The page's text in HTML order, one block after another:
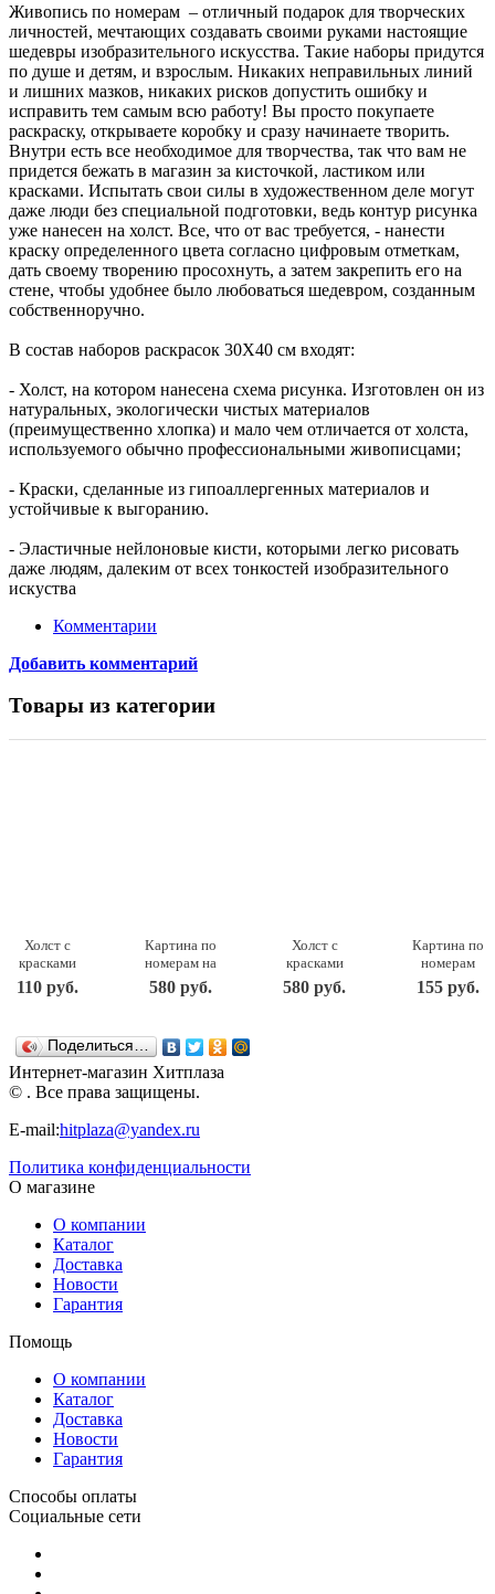
Живопись по номерам – отличный подарок для творческих
личностей, мечтающих создавать своими руками настоящие
шедевры изобразительного искусства. Такие наборы придутся
по душе и детям, и взрослым. Никаких неправильных линий
и лишних мазков, никаких рисков допустить ошибку и
исправить тем самым всю работу! Вы просто покупаете
раскраску, открываете коробку и сразу начинаете творить.
Внутри есть все необходимое для творчества, так что вам не
придется бежать в магазин за кисточкой, ластиком или
красками. Испытать свои силы в художественном деле могут
даже люди без специальной подготовки, ведь контур рисунка
уже нанесен на холст. Все, что от вас требуется, - нанести
краску определенного цвета согласно цифровым отметкам,
дать своему творению просохнуть, а затем закрепить его на
стене, чтобы удобнее было любоваться шедевром, созданным
собственноручно.
В состав наборов раскрасок 30Х40 см входят:
- Холст, на котором нанесена схема рисунка. Изготовлен он из
натуральных, экологически чистых материалов
(преимущественно хлопка) и мало чем отличается от холста,
используемого обычно профессиональными живописцами;
- Краски, сделанные из гипоаллергенных материалов и
устойчивые к выгоранию.
- Эластичные нейлоновые кисти, которыми легко рисовать
даже людям, далеким от всех тонкостей изобразительного
искуства
Комментарии
Добавить комментарий
Товары из категории
Холст с
красками
15х15 см.
МИШКА
Х-9818)
Х-9818
Рыжий кот
110 руб.
Картина по
номерам на
холсте
Почти как
40 см 347-
AS
Белоснежка
580 руб.
Холст с
красками
40х50 см по
номерам.
580 руб.
Картина по
номерам
для
малышей
155 руб.
Поделиться…
Интернет-магазин Хитплаза
© . Все права защищены.
E-mail:hitplaza@yandex.ru
Политика конфиденциальности
О магазине
О компании
Каталог
Доставка
Новости
Гарантия
Помощь
О компании
Каталог
Доставка
Новости
Гарантия
Способы оплаты
Социальные сети